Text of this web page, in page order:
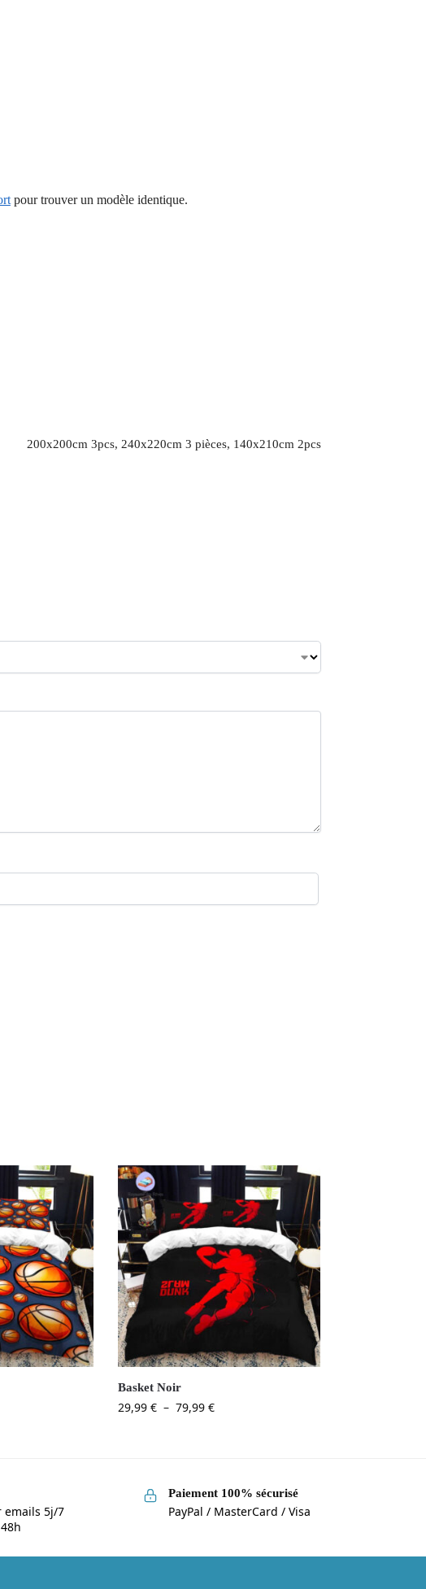
pour trouver un modèle identique.
200x200cm 3pcs, 240x220cm 3 pièces, 140x210cm 2pcs
Basket Noir
29,99€ – 79,99€
emails 5j/7
Paiement 100% sécurisé
PayPal / MasterCard / Visa